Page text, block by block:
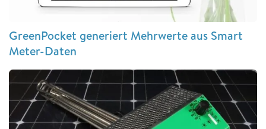
GreenPocket generiert Mehrwerte aus Smart
Meter-Daten